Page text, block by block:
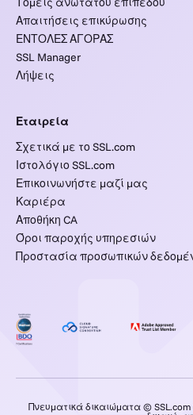
Απαιτήσεις επικύρωσης
ΕΝΤΟΛΕΣ ΑΓΟΡΑΣ
SSL Manager
Λήψεις
Εταιρεία
Σχετικά με το SSL.com
Ιστολόγιο SSL.com
Επικοινωνήστε μαζί μας
Καριέρα
Αποθήκη CA
Όροι παροχής υπηρεσιών
Προστασία προσωπικών
Πνευματικά δικαιώματα ©